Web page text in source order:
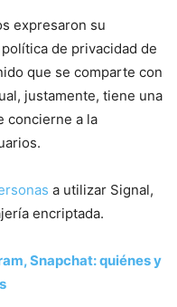
expresaron su
de privacidad de
que se comparte con
justamente, tiene una
concierne a la
a utilizar Signal,
encriptada.
Snapchat: quiénes y